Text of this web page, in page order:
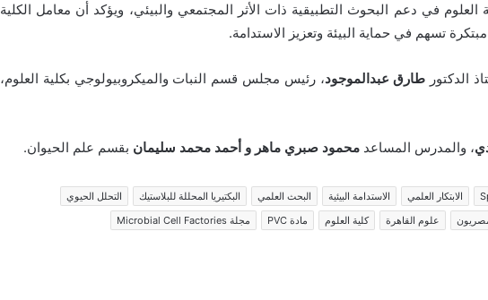
في دعم البحوث التطبيقية ذات الأثر المجتمعي والبيئي، ويؤكد أن معامل الكلية
تسهم في حماية البيئة وتعزيز الاستدامة.
الدكتور طارق عبدالموجود، رئيس مجلس قسم النبات والميكروبيولوجي بكلية العلوم،
، والمدرس المساعد محمود صبري ماهر و أحمد محمد سليمان بقسم علم الحيوان.
الابتكار العلمي الاستدامة البيئية البحث العلمي البكتيريا المحللة للبلاستيك
التحلل الحيوي
علوم القاهرة كلية العلوم مادة PVC
مجلة Microbial Cell Factories